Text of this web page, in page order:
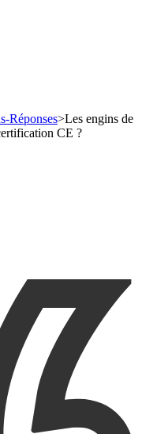
Réponses>Les engins de
CE ?